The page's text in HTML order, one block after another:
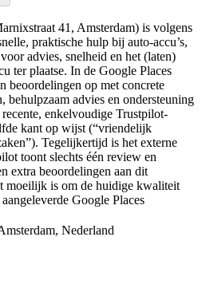
41, Amsterdam) is volgens
praktische hulp bij auto-accu’s,
advies, snelheid en het (laten)
ter plaatse. In de Google Places
beoordelingen op met concrete
behulpzaam advies en ondersteuning
enkelvoudige Trustpilot-
kant op wijst (“vriendelijk
Tegelijkertijd is het externe
toont slechts één review en
extra beoordelingen aan dit
moeilijk is om de huidige kwaliteit
Google Places
Nederland